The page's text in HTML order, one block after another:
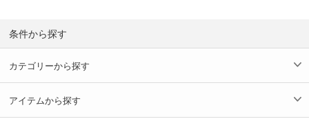
条件から探す
カテゴリーから探す
アイテムから探す